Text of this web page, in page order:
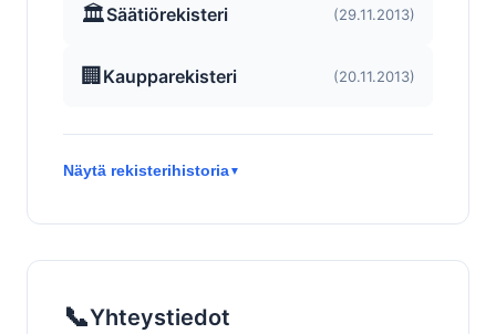
🏛️Säätiörekisteri (29.11.2013)
🏢 Kaupparekisteri (20.11.2013)
Näytä rekisterihistoria▼
📞Yhteystiedot